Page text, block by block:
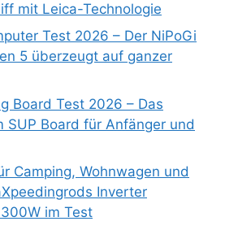
mit Leica-Technologie
Test 2026 – Der NiPoGi
5 überzeugt auf ganzer
Board Test 2026 – Das
SUP Board für Anfänger und
Camping, Wohnwagen und
Inverter
im Test